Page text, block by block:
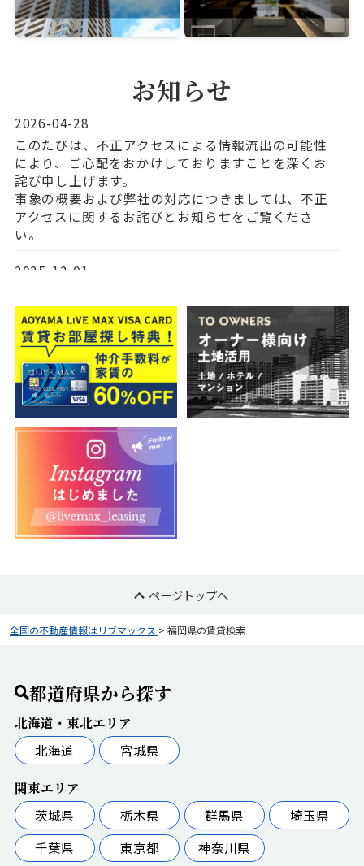
お知らせ
2026-04-28
このたびは、不正アクセスによる情報流出の可能性
により、ご心配をおかけしておりますことを深くお
詫び申し上げます。
事象の概要および弊社の対応につきましては、 不正
アクセスに関するお詫びとお知らせをご覧くださ
い。
2025-12-01
▼年末年始休業期間
令和7年12月30日（火）～令和8年1月4日（日）
上記期間中に頂いたメール等へのご返信は、年始初
日営業日以降より順次対応させて頂きます。
2025-10-16
平素より、リブマックス賃貸のホームページをご利
用いただき誠に有り難うございます。
10/16（木）にリブマックス仙台駅前店が移転オープ
ンいたしました。
皆様のご来店を心よりお待ちしております。
宮城県仙台市青葉区中央1-8-40 井門仙台駅前ビル4F
JR東北本線 仙台駅 徒歩1分
平素より、リブマックス賃貸のホームページをご利
用いただき誠に有り難うございます。
10/1（水）にリブマックス札幌駅前店がオープンい
たしました。
皆様のご来店を心よりお待ちしております。
札幌駅前店
〒060-0809
北海道札幌市北区北9条西4-10-1 N9中屋ビル1F
【TEL】011-737-1730 【FAX】011-737-1731
ページトップへ
全国の不動産情報はリブマックス > 福岡県の賃貸検索
都道府県から探す
北海道・東北エリア
北海道
宮城県
関東エリア
茨城県
栃木県 群馬県
埼玉県
千葉県
東京都 神奈川県